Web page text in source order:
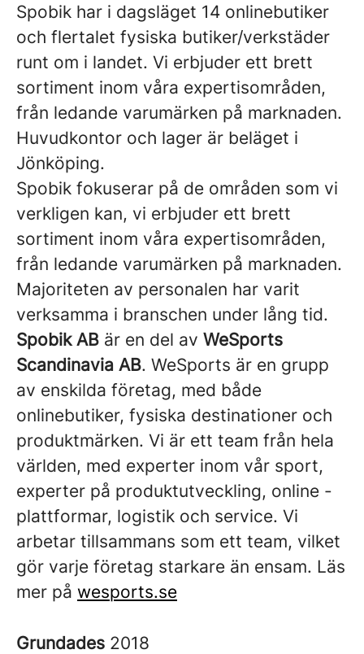
Spobik har i dagsläget 14 onlinebutiker
och flertalet fysiska butiker/verkstäder
runt om i landet. Vi erbjuder ett brett
sortiment inom våra expertisområden,
från ledande varumärken på marknaden.
Huvudkontor och lager är beläget i
Jönköping.
Spobik fokuserar på de områden som vi
verkligen kan, vi erbjuder ett brett
sortiment inom våra expertisområden,
från ledande varumärken på marknaden.
Majoriteten av personalen har varit
verksamma i branschen under lång tid.
Spobik AB är en del av WeSports
Scandinavia AB. WeSports är en grupp
av enskilda företag, med både
onlinebutiker, fysiska destinationer och
produktmärken. Vi är ett team från hela
världen, med experter inom vår sport,
experter på produktutveckling, online -
plattformar, logistik och service. Vi
arbetar tillsammans som ett team, vilket
gör varje företag starkare än ensam. Läs
mer på wesports.se
Grundades 2018